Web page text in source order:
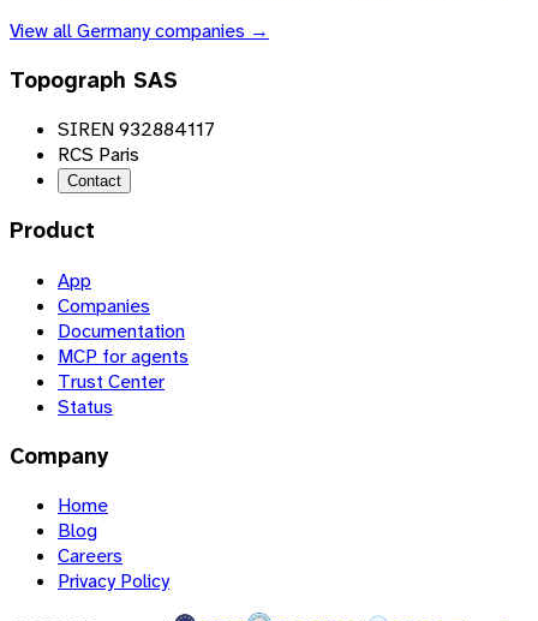
View allGermanycompanies →
Topograph SAS
SIREN 932884117
RCS Paris
Contact
Product
App
Companies
Documentation
MCP for agents
Trust Center
Status
Company
Home
Blog
Careers
Privacy Policy